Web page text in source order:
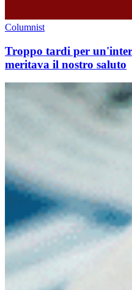
Columnist
Troppo tardi per
meritava il nostro saluto